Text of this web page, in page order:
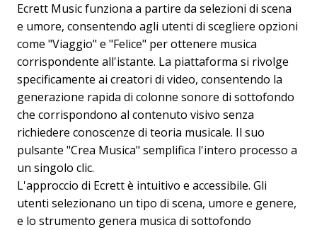
Ecrett Music funziona a partire da selezioni di scena
e umore, consentendo agli utenti di scegliere opzioni
come "Viaggio" e "Felice" per ottenere musica
corrispondente all'istante. La piattaforma si rivolge
specificamente ai creatori di video, consentendo la
generazione rapida di colonne sonore di sottofondo
che corrispondono al contenuto visivo senza
richiedere conoscenze di teoria musicale. Il suo
pulsante "Crea Musica" semplifica l'intero processo a
un singolo clic.
L'approccio di Ecrett è intuitivo e accessibile. Gli
utenti selezionano un tipo di scena, umore e genere,
e lo strumento genera musica di sottofondo